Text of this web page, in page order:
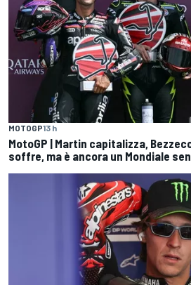
MOTOGP13 h
MotoGP | Martin capitalizza,
soffre, ma è ancora un Mondiale